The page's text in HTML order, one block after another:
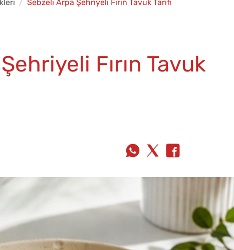
Sebzeli Arpa Şehriyeli Fırın Tavuk Tarifi
Fırın Tavuk